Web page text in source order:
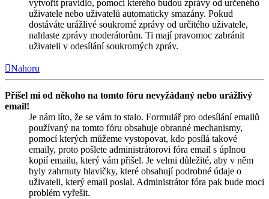
vytvořit pravidlo, pomocí kterého budou zprávy od určeného
uživatele nebo uživatelů automaticky smazány. Pokud
dostáváte urážlivé soukromé zprávy od určitého uživatele,
nahlaste zprávy moderátorům. Ti mají pravomoc zabránit
uživateli v odesílání soukromých zpráv.
Nahoru
Přišel mi od někoho na tomto fóru nevyžádaný nebo urážlivý
email!
Je nám líto, že se vám to stalo. Formulář pro odesílání emailů
používaný na tomto fóru obsahuje obranné mechanismy,
pomocí kterých můžeme vystopovat, kdo posílá takové
emaily, proto pošlete administrátorovi fóra email s úplnou
kopií emailu, který vám přišel. Je velmi důležité, aby v něm
byly zahrnuty hlavičky, které obsahují podrobné údaje o
uživateli, který email poslal. Administrátor fóra pak bude moci
problém vyřešit.